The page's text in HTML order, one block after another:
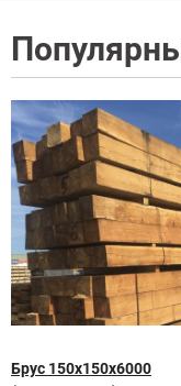
Брус 150х150х6000